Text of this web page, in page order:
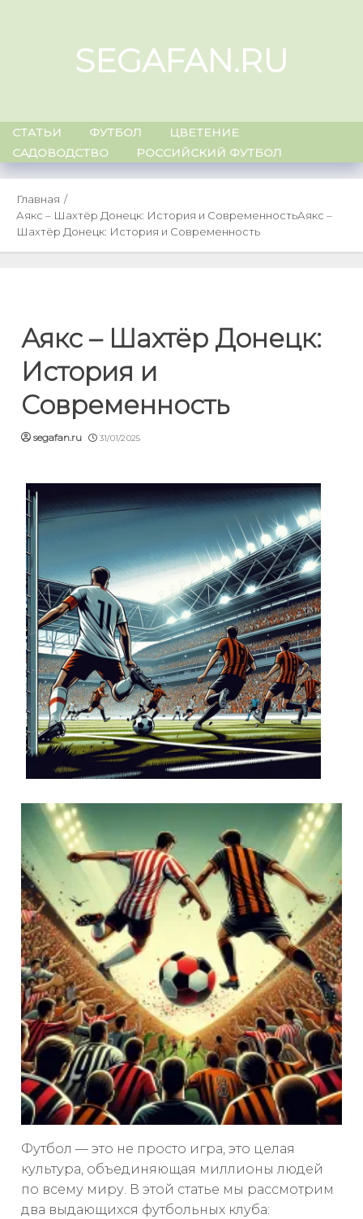
SEGAFAN.RU
СТАТЬИ ФУТБОЛ
ЦВЕТЕНИЕ
САДОВОДСТВО
РОССИЙСКИЙ ФУТБОЛ
Главная
Аякс – Шахтёр Донецк: История и СовременностьАякс –
Шахтёр Донецк: История и Современность
Аякс – Шахтёр Донецк:
История и
Современность
segafan.ru 31/01/2025
Футбол — это не просто игра, это целая
культура, объединяющая миллионы людей
по всему миру. В этой статье мы рассмотрим
два выдающихся футбольных клуба: